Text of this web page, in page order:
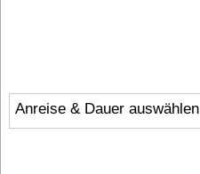
Anreise & Dauer auswählen